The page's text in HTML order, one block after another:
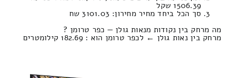
1506.39 שקל
סך הכל ביחד מחיר מחירון: 3101.03 שח
מה מרחק בין נקודות מנאות גולן — כפר טרומן ?
מרחק בין נאות גולן ← לכפר טרומן הוא : 182.69 קילומטרים